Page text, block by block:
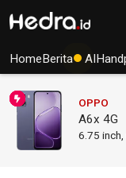
HomeBerita AI
OPPO
A6x 4G
6.75 inch,